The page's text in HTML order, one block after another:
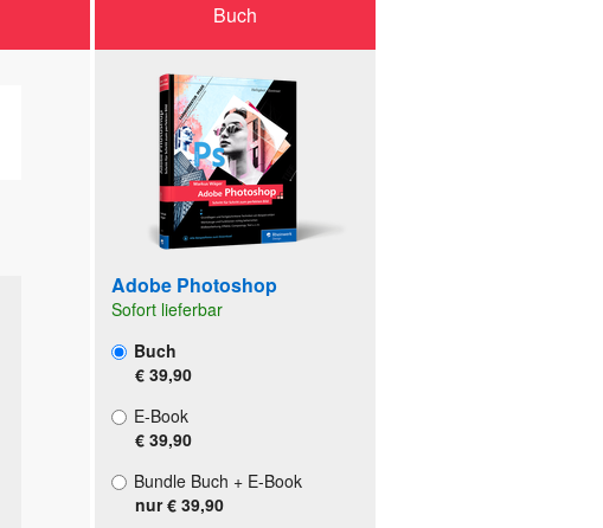
Buch
Adobe Photoshop
Sofort lieferbar
Buch
€ 39,90
E-Book
€ 39,90
Bundle Buch + E-Book
nur € 39,90